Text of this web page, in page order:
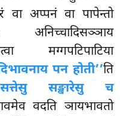
वा अप्पनं वा पापेन्तो
अनिच्चादिसञ्ञाय
मग्गपटिपाटिया
पन होती’’ति
सङ्खारेसु च
वदति ञायभावतो